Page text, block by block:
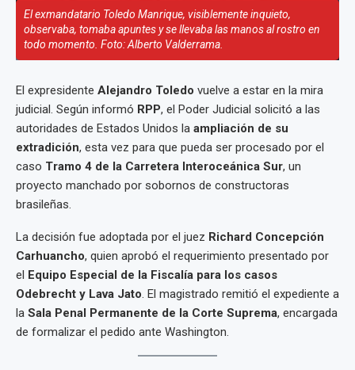
El exmandatario Toledo Manrique, visiblemente inquieto,
observaba, tomaba apuntes y se llevaba las manos al rostro en
todo momento. Foto: Alberto Valderrama.
El expresidente Alejandro Toledo vuelve a estar en la mira
judicial. Según informó RPP, el Poder Judicial solicitó a las
autoridades de Estados Unidos la ampliación de su
extradición, esta vez para que pueda ser procesado por el
caso Tramo 4 de la Carretera Interoceánica Sur, un
proyecto manchado por sobornos de constructoras
brasileñas.
La decisión fue adoptada por el juez Richard Concepción
Carhuancho, quien aprobó el requerimiento presentado por
el Equipo Especial de la Fiscalía para los casos
Odebrecht y Lava Jato. El magistrado remitió el expediente a
la Sala Penal Permanente de la Corte Suprema, encargada
de formalizar el pedido ante Washington.